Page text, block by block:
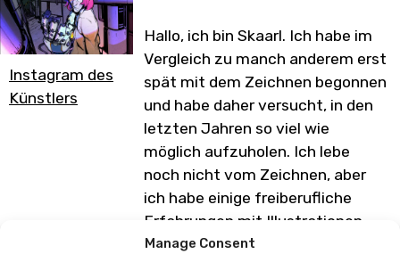
Manage Consent
Instagram des
Künstlers
Hallo, ich bin Skaarl. Ich habe im
Vergleich zu manch anderem erst
spät mit dem Zeichnen begonnen
und habe daher versucht, in den
letzten Jahren so viel wie
möglich aufzuholen. Ich lebe
noch nicht vom Zeichnen, aber
ich habe einige freiberufliche
Erfahrungen mit Illustrationen
und Webtoons gemacht. Ich